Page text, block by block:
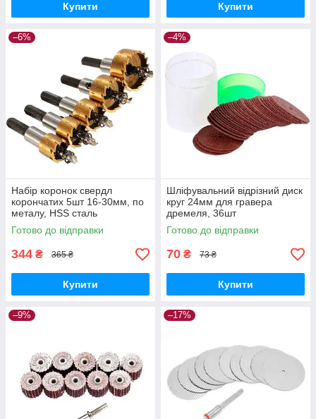
Купити Купити
–6%
Набір коронок свердл
корончатих 5шт 16-30мм, по
металу, HSS сталь
Готово до відправки
344 ₴ 365 ₴
Купити
–4%
Шліфувальний відрізний диск
круг 24мм для гравера
дремеля, 36шт
Готово до відправки
70 ₴ 73 ₴
Купити
–9% –17%